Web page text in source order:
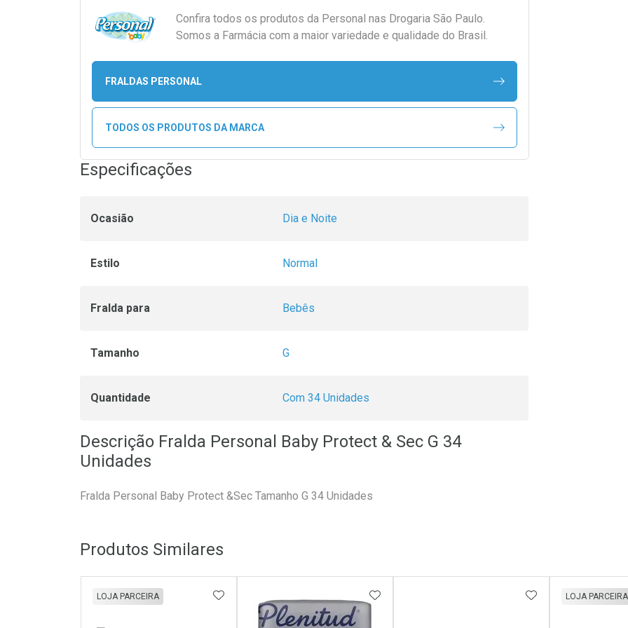
Confira todos os produtos da Personal nas Drogaria São Paulo.
Somos a Farmácia com a maior variedade e qualidade do Brasil.
FRALDAS PERSONAL
TODOS OS PRODUTOS DA MARCA
Especificações
Ocasião Dia e Noite
Estilo Normal
Fralda para Bebês
Tamanho G
Quantidade Com 34 Unidades
Descrição Fralda Personal Baby Protect & Sec G 34
Unidades
Fralda Personal Baby Protect &Sec Tamanho G 34 Unidades
Produtos Similares
LOJA PARCEIRA ADICIONAR AOS FAVORITOSADICIONAR AOS FAVORITOSADICIONAR AOS
LOJA PARCEIRA